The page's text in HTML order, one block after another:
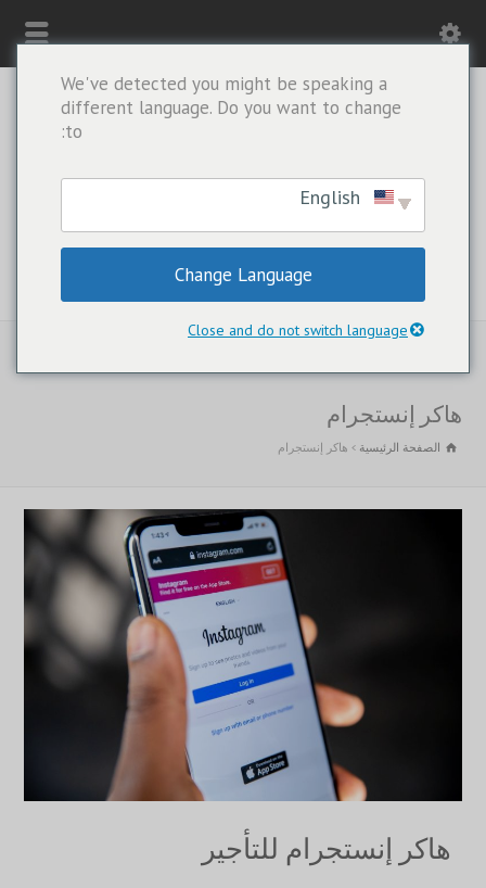
واتساب فقط +1(443) 212-8730
هاكر إنستجرام
الصفحة الرئيسية هاكر إنستجرام
هاكر إنستجرام للتأجير
We've detected you might be speaking a
different language. Do you want to change
to:
Change Language
Close and do not switch language